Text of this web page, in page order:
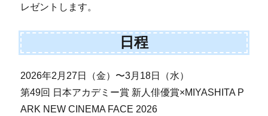
レゼントします。
日程
2026年2月27日（金）〜3月18日（水）
第49回 日本アカデミー賞 新人俳優賞×MIYASHITA P
ARK NEW CINEMA FACE 2026